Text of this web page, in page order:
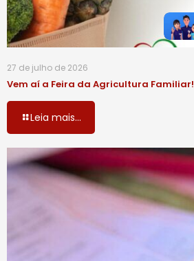
27 de julho de 2026
Vem aí a Feira da Agricultura Familiar!
Leia mais...